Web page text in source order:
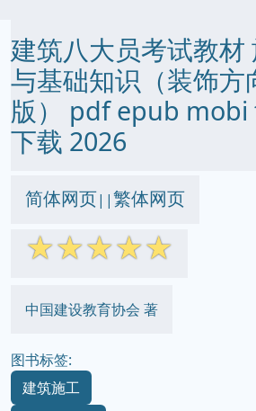
建筑八大员考试教材
与基础知识（装饰方
版） pdf epub mobi
下载 2026
简体网页||繁体网页
☆☆☆☆☆
中国建设教育协会 著
图书标签:
建筑施工